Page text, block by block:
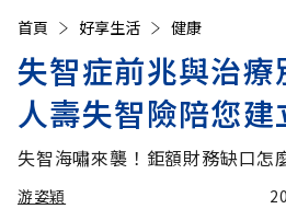
首頁 好享生活 健康
失智症前兆與治
人壽失智險陪您
失智海嘯來襲！鉅額財務缺口怎
游姿穎